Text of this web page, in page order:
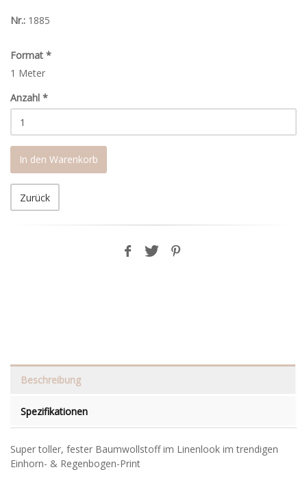
Nr.: 1885
Format *
1 Meter
Anzahl *
In den Warenkorb
Zurück
Beschreibung
Spezifikationen
Super toller, fester Baumwollstoff im Linenlook im trendigen
Einhorn- & Regenbogen-Print